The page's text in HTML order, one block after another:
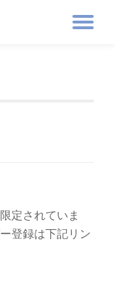
ナ
ン
定されていま
登録は下記リン